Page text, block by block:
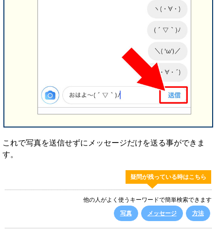
これで写真を送信せずにメッセージだけを送る事ができま
す。
疑問が残っている時はこちら
他の人がよく使うキーワードで簡単検索できます
写真
メッセージ 方法